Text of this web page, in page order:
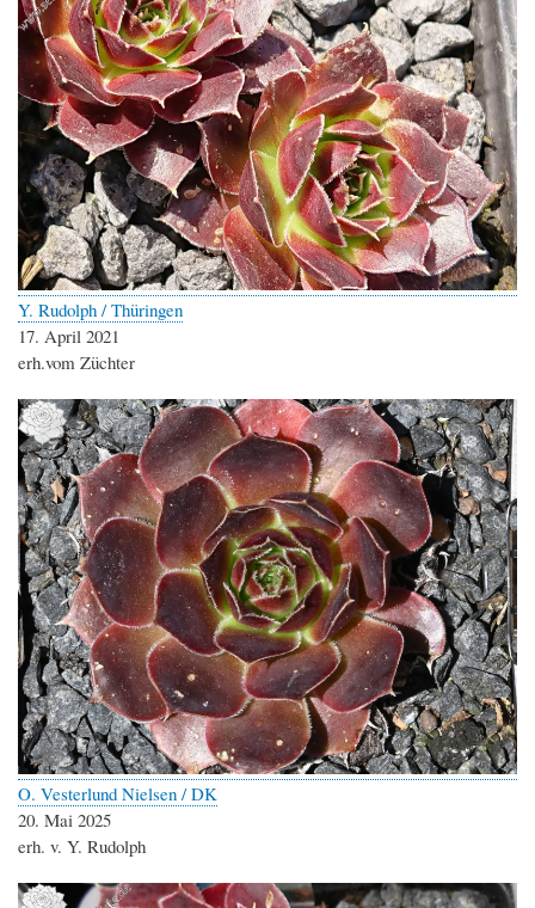
Y. Rudolph / Thüringen
17. April 2021
erh.vom Züchter
O. Vesterlund Nielsen / DK
20. Mai 2025
erh. v. Y. Rudolph